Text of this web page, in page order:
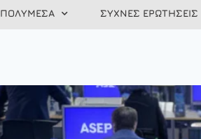
ΠΟΛΥΜΕΣΑ ΣΥΧΝΕΣ ΕΡΩΤΗΣΕΙΣ